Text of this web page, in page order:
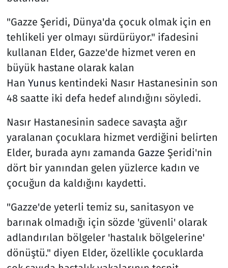
"Gazze Şeridi, Dünya'da çocuk olmak için en
tehlikeli yer olmayı sürdürüyor." ifadesini
kullanan Elder, Gazze'de hizmet veren en
büyük hastane olarak kalan
Han Yunuskentindeki Nasır Hastanesinin son
48 saatte iki defa hedef alındığını söyledi.
Nasır Hastanesinin sadece savaşta ağır
yaralanan çocuklara hizmet verdiğini belirten
Elder, burada aynı zamanda Gazze Şeridi'nin
dört bir yanından gelen yüzlerce kadın ve
çocuğun da kaldığını kaydetti.
"Gazze'de yeterli temiz su, sanitasyon ve
barınak olmadığı için sözde 'güvenli' olarak
adlandırılan bölgeler 'hastalık bölgelerine'
dönüştü." diyen Elder, özellikle çocuklarda
Televizyon